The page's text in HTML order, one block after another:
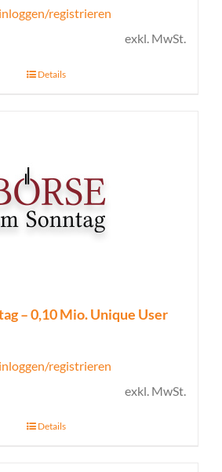
registrieren
exkl. MwSt.
Details
– 0,10 Mio. Unique User
registrieren
exkl. MwSt.
Details